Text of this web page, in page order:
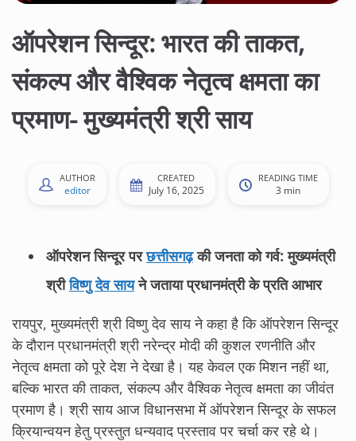
ऑपरेशन सिन्दूर: भारत की ताकत,
संकल्प और वैश्विक नेतृत्व क्षमता का
प्रमाण- मुख्यमंत्री श्री साय
AUTHOR
editor
CREATED
July 16, 2025
READING TIME
3 min
ऑपरेशन सिन्दूर परछत्तीसगढ़की जनता को गर्व: मुख्यमंत्री
श्रीविष्णु देव सायने जताया प्रधानमंत्री के प्रति आभार
रायपुर, मुख्यमंत्री श्री विष्णु देव साय ने कहा है कि ऑपरेशन सिन्दूर
के दौरान प्रधानमंत्री श्री नरेन्द्र मोदी की कुशल रणनीति और
नेतृत्व क्षमता को पूरे देश ने देखा है। यह केवल एक मिशन नहीं था,
बल्कि भारत की ताकत, संकल्प और वैश्विक नेतृत्व क्षमता का जीवंत
प्रमाण है। श्री साय आज विधानसभा में ऑपरेशन सिन्दूर के सफल
क्रियान्वयन हेतु प्रस्तुत धन्यवाद प्रस्ताव पर चर्चा कर रहे थे।